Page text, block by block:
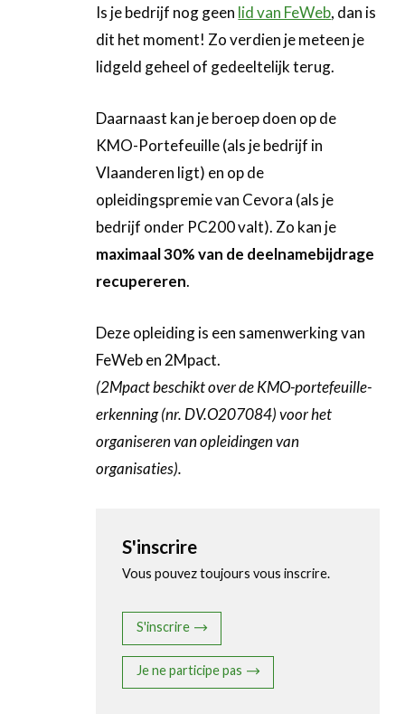
Is je bedrijf nog geen lid van FeWeb, dan is
dit het moment! Zo verdien je meteen je
lidgeld geheel of gedeeltelijk terug.
Daarnaast kan je beroep doen op de
KMO-Portefeuille (als je bedrijf in
Vlaanderen ligt) en op de
opleidingspremie van Cevora (als je
bedrijf onder PC200 valt). Zo kan je
maximaal 30% van de deelnamebijdrage
recupereren.
Deze opleiding is een samenwerking van
FeWeb en 2Mpact.
(2Mpact beschikt over de KMO-portefeuille-
erkenning (nr. DV.O207084) voor het
organiseren van opleidingen van
organisaties).
S'inscrire
Vous pouvez toujours vous inscrire.
S'inscrire
Je ne participe pas